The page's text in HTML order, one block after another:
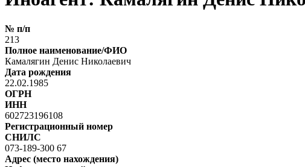
№ п/п
213
Полное наименование/ФИО
Камалягин Денис Николаевич
Дата рождения
22.02.1985
ОГРН
ИНН
602723196108
Регистрационный номер
СНИЛС
073-189-300 67
Адрес (место нахождения)